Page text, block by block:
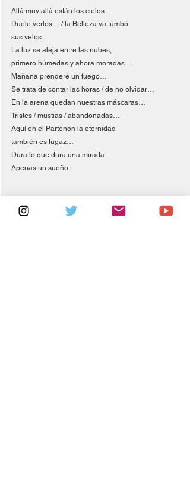
Allá muy allá están los cielos…
Duele verlos… / la Belleza ya tumbó
sus velos…
La luz se aleja entre las nubes,
primero húmedas y ahora moradas…
Mañana prenderé un fuego…
Se trata de contar las horas / de no olvidar…
En la arena quedan nuestras máscaras…
Tristes / mustias / abandonadas…
Aquí en el Partenón la eternidad
también es fugaz…
Dura lo que dura una mirada…
Apenas un sueño…